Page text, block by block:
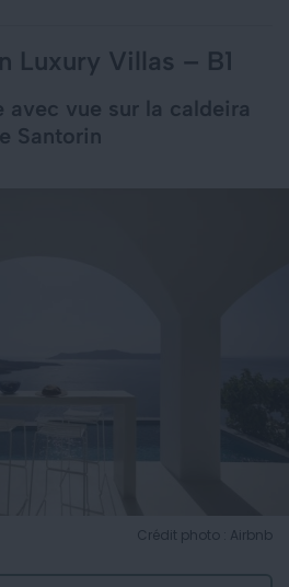
Luxury Villas – B1
vue sur la caldeira
Santorin
Crédit photo : Airbnb